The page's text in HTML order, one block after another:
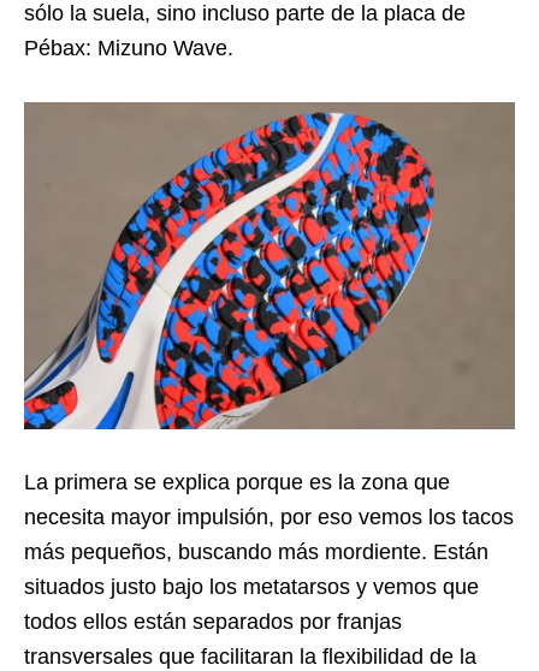
sólo la suela, sino incluso parte de la placa de
Pébax: Mizuno Wave.
La primera se explica porque es la zona que
necesita mayor impulsión, por eso vemos los tacos
más pequeños, buscando más mordiente. Están
situados justo bajo los metatarsos y vemos que
todos ellos están separados por franjas
transversales que facilitaran la flexibilidad de la